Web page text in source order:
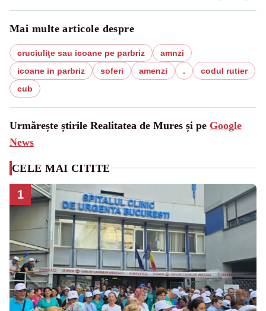
Mai multe articole despre
cruciuliţe sau icoane pe parbriz
amnzi
icoane in parbriz
soferi amenzi .
codul rutier
cub
Urmărește știrile Realitatea de Mures și pe Google
News
CELE MAI CITITE
1